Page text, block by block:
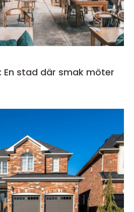
En stad där smak möter